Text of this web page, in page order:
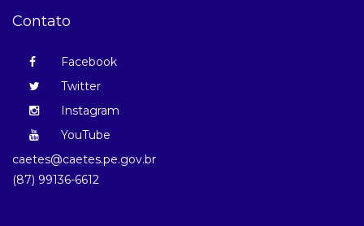
Contato
Facebook
Twitter
Instagram
YouTube
caetes@caetes.pe.gov.br
(87) 99136-6612